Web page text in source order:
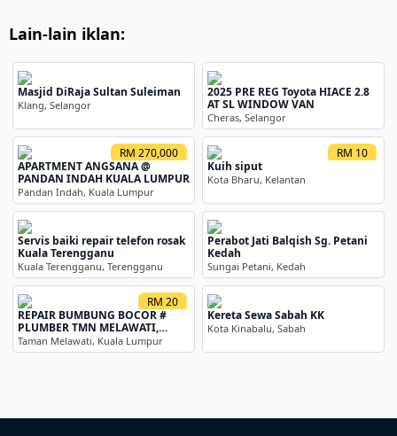
Lain-lain iklan:
Masjid DiRaja Sultan Suleiman
Klang, Selangor
2025 PRE REG Toyota HIACE 2.8
AT SL WINDOW VAN
Cheras, Selangor
RM 270,000
APARTMENT ANGSANA @
PANDAN INDAH KUALA LUMPUR
Pandan Indah, Kuala Lumpur
RM 10
Kuih siput
Kota Bharu, Kelantan
Servis baiki repair telefon rosak
Kuala Terengganu
Kuala Terengganu, Terengganu
Perabot Jati Balqish Sg. Petani
Kedah
Sungai Petani, Kedah
RM 20
REPAIR BUMBUNG BOCOR #
PLUMBER TMN MELAWATI,
0169489952 - Mohd Asri
Taman Melawati, Kuala Lumpur
Kereta Sewa Sabah KK
Kota Kinabalu, Sabah